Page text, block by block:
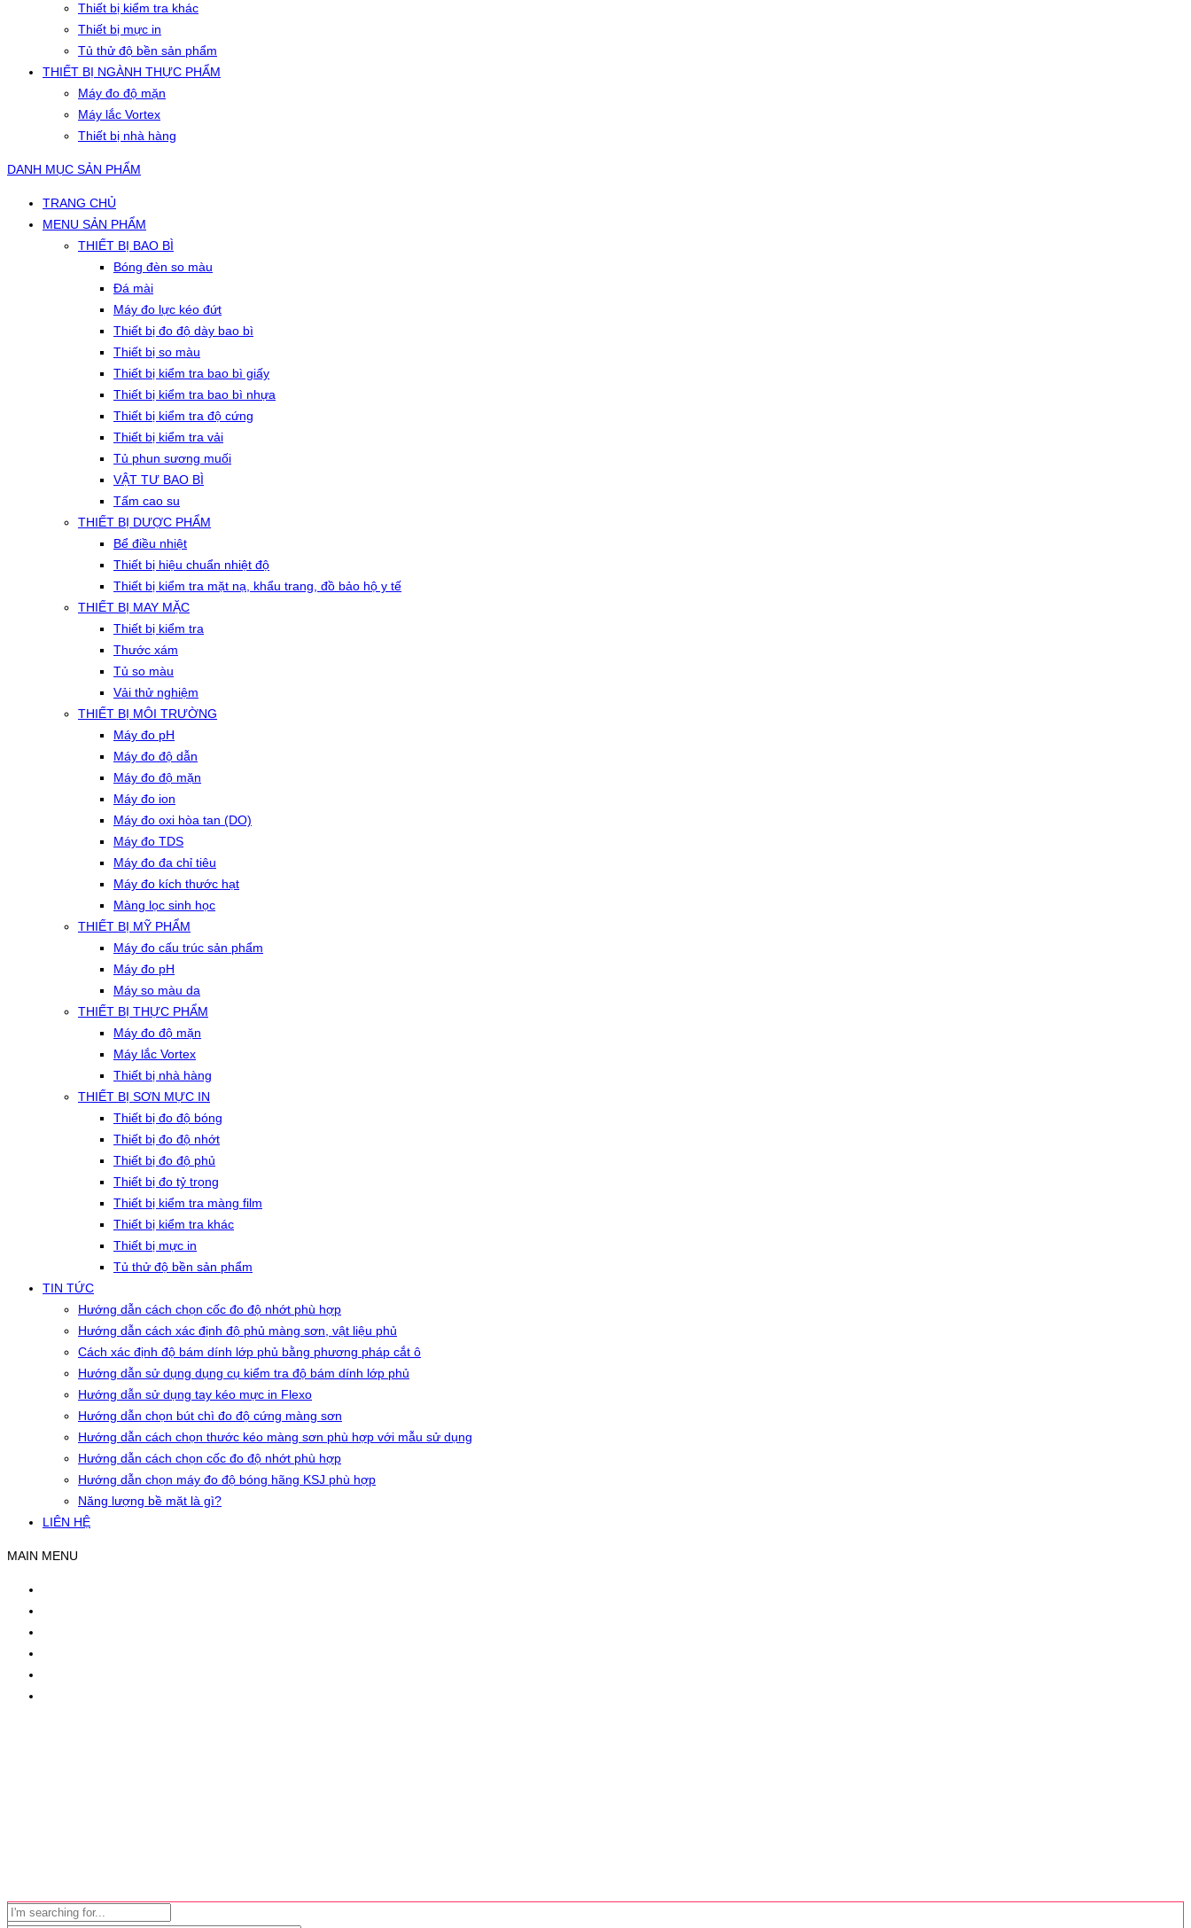
Thiết bị kiểm tra khác
Thiết bị mực in
Tủ thử độ bền sản phẩm
THIẾT BỊ NGÀNH THỰC PHẨM
Máy đo độ mặn
Máy lắc Vortex
Thiết bị nhà hàng
DANH MỤC SẢN PHẨM
TRANG CHỦ
MENU SẢN PHẨM
THIẾT BỊ BAO BÌ
Bóng đèn so màu
Đá mài
Máy đo lực kéo đứt
Thiết bị đo độ dày bao bì
Thiết bị so màu
Thiết bị kiểm tra bao bì giấy
Thiết bị kiểm tra bao bì nhựa
Thiết bị kiểm tra độ cứng
Thiết bị kiểm tra vải
Tủ phun sương muối
VẬT TƯ BAO BÌ
Tấm cao su
THIẾT BỊ DƯỢC PHẨM
Bể điều nhiệt
Thiết bị hiệu chuẩn nhiệt độ
Thiết bị kiểm tra mặt nạ, khẩu trang, đồ bảo hộ y tế
THIẾT BỊ MAY MẶC
Thiết bị kiểm tra
Thước xám
Tủ so màu
Vải thử nghiệm
THIẾT BỊ MÔI TRƯỜNG
Máy đo pH
Máy đo độ dẫn
Máy đo độ mặn
Máy đo ion
Máy đo oxi hòa tan (DO)
Máy đo TDS
Máy đo đa chỉ tiêu
Máy đo kích thước hạt
Màng lọc sinh học
THIẾT BỊ MỸ PHẨM
Máy đo cấu trúc sản phẩm
Máy đo pH
Máy so màu da
THIẾT BỊ THỰC PHẨM
Máy đo độ mặn
Máy lắc Vortex
Thiết bị nhà hàng
THIẾT BỊ SƠN MỰC IN
Thiết bị đo độ bóng
Thiết bị đo độ nhớt
Thiết bị đo độ phủ
Thiết bị đo tỷ trọng
Thiết bị kiểm tra màng film
Thiết bị kiểm tra khác
Thiết bị mực in
Tủ thử độ bền sản phẩm
TIN TỨC
Hướng dẫn cách chọn cốc đo độ nhớt phù hợp
Hướng dẫn cách xác định độ phủ màng sơn, vật liệu phủ
Cách xác định độ bám dính lớp phủ bằng phương pháp cắt ô
Hướng dẫn sử dụng dụng cụ kiểm tra độ bám dính lớp phủ
Hướng dẫn sử dụng tay kéo mực in Flexo
Hướng dẫn chọn bút chì đo độ cứng màng sơn
Hướng dẫn cách chọn thước kéo màng sơn phù hợp với mẫu sử dụng
Hướng dẫn cách chọn cốc đo độ nhớt phù hợp
Hướng dẫn chọn máy đo độ bóng hãng KSJ phù hợp
Năng lượng bề mặt là gì?
LIÊN HỆ
MAIN MENU